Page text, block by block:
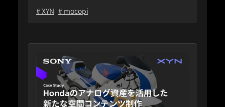
# XYN # mocopi